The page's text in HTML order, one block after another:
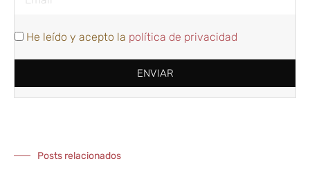
He leído y acepto la política de privacidad
ENVIAR
Posts relacionados